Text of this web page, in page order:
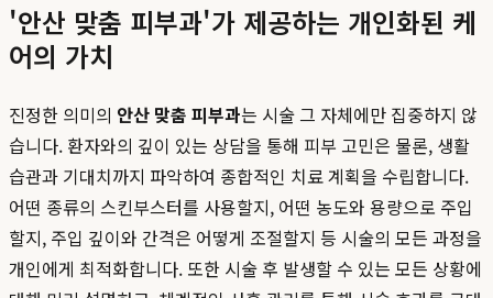
'안산 맞춤 피부과'가 제공하는 개인화된 케
어의 가치
진정한 의미의 안산 맞춤 피부과는 시술 그 자체에만 집중하지 않
습니다. 환자와의 깊이 있는 상담을 통해 피부 고민은 물론, 생활
습관과 기대치까지 파악하여 종합적인 치료 계획을 수립합니다.
어떤 종류의 스킨부스터를 사용할지, 어떤 농도와 용량으로 주입
할지, 주입 깊이와 간격은 어떻게 조절할지 등 시술의 모든 과정을
개인에게 최적화합니다. 또한 시술 후 발생할 수 있는 모든 상황에